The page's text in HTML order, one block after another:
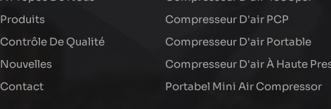
Produits
Contrôle De Qualité
Nouvelles
Contact
Compresseur D'air PCP
Compresseur D'air Portable
Compresseur D'air À Haute
Portabel Mini Air Compressor